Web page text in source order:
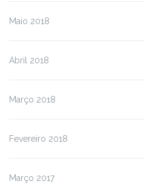
Maio 2018
Abril 2018
Março 2018
Fevereiro 2018
Março 2017